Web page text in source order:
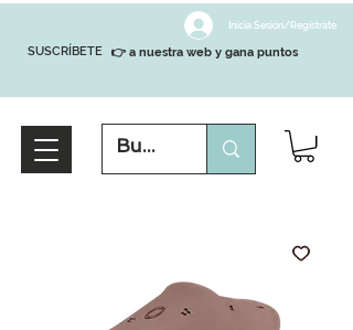
SUSCRÍBETE
Inicia Sesión/Regístrate
👉 a nuestra web y gana puntos